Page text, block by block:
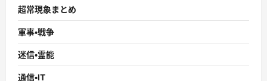
超常現象まとめ
軍事・戦争
迷信・霊能
通信・IT